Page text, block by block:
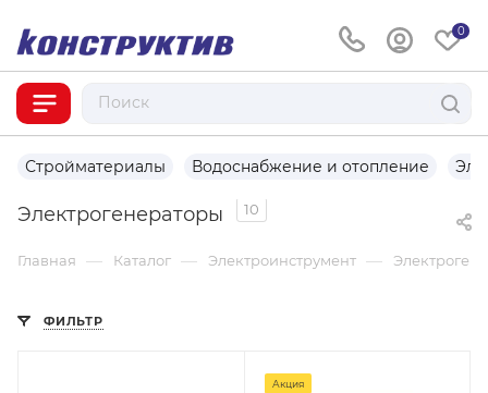
0
Стройматериалы Водоснабжение и отопление
Электрогенераторы 10
Главная — Каталог — Электроинструмент —
ФИЛЬТР
Акция